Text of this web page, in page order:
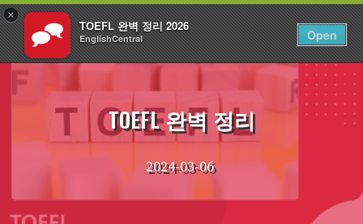
×
TOEFL 완벽 정리 2026
EnglishCentral Open
로그인 KO
Skip
content
TOEFL 완벽 정리
2024-03-06